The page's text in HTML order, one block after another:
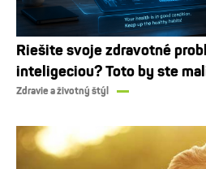
Riešite svoje zdravotné
inteligeciou? Toto by ste
Zdravie a životný štýl